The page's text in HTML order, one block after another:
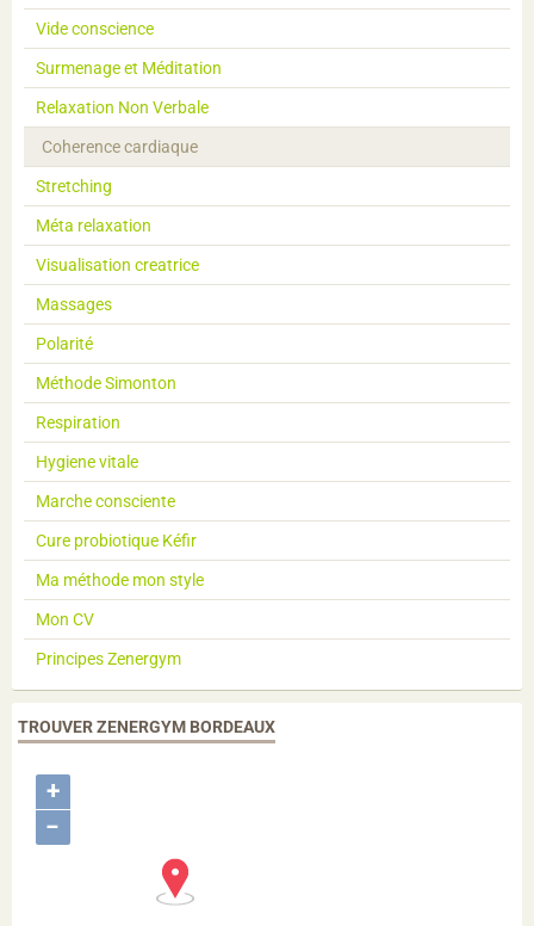
Vide conscience
Surmenage et Méditation
Relaxation Non Verbale
Coherence cardiaque
Stretching
Méta relaxation
Visualisation creatrice
Massages
Polarité
Méthode Simonton
Respiration
Hygiene vitale
Marche consciente
Cure probiotique Kéfir
Ma méthode mon style
Mon CV
Principes Zenergym
TROUVER ZENERGYM BORDEAUX
+
−